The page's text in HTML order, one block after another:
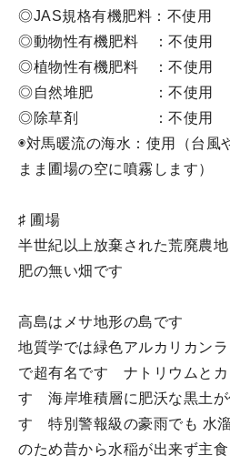
◎JAS規格有機肥料：不使用
◎動物性有機肥料 ：不使用
◎植物性有機肥料 ：不使用
◎自然堆肥 ：不使用
◎除草剤 ：不使用
◉対馬暖流の海水：使用（台風
まま圃場の空に噴霧します）
♯ 圃場
半世紀以上放棄された荒廃農
肥の無い畑です
高島はメサ地形の島です
地質学では緑色アルカリカン
で超有名です ナトリウムとカ
す 海岸堆積層に肥沃な黒土が
す 特別警報級の豪雨でも 水
のため昔から水稲が出来ず主